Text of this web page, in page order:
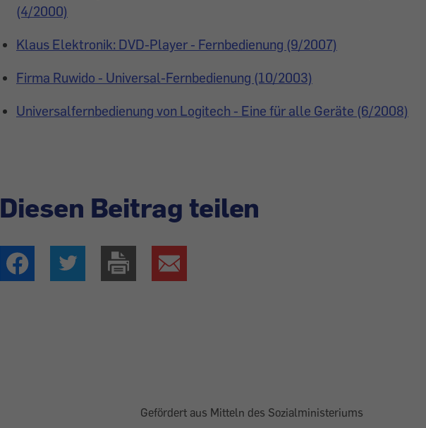
(4/2000)
Klaus Elektronik: DVD-Player - Fernbedienung (9/2007)
Firma Ruwido - Universal-Fernbedienung (10/2003)
Universalfernbedienung von Logitech - Eine für alle Geräte (6/2008)
Diesen Beitrag teilen
Gefördert aus Mitteln des Sozialministeriums